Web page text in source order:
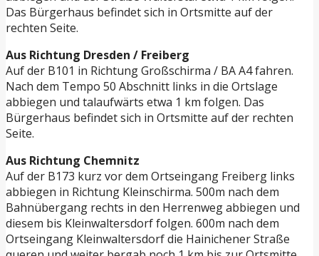
Das Bürgerhaus befindet sich in Ortsmitte auf der
rechten Seite.
Aus Richtung Dresden / Freiberg
Auf der B101 in Richtung Großschirma / BA A4 fahren.
Nach dem Tempo 50 Abschnitt links in die Ortslage
abbiegen und talaufwärts etwa 1 km folgen. Das
Bürgerhaus befindet sich in Ortsmitte auf der rechten
Seite.
Aus Richtung Chemnitz
Auf der B173 kurz vor dem Ortseingang Freiberg links
abbiegen in Richtung Kleinschirma. 500m nach dem
Bahnübergang rechts in den Herrenweg abbiegen und
diesem bis Kleinwaltersdorf folgen. 600m nach dem
Ortseingang Kleinwaltersdorf die Hainichener Straße